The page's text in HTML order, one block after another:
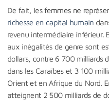
De fait, les femmes ne
richesse en capital humain
revenu intermédiaire inférieur.
aux inégalités de genre sont
dollars, contre 6 700 milliards
dans les Caraïbes et 3 100
Orient et en Afrique du Nord.
atteignent 2 500 milliards de